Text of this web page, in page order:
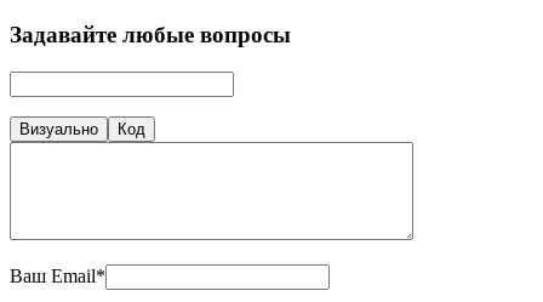
Задавайте любые вопросы
Визуально Код
Ваш Email*